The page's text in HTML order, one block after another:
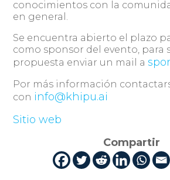
conocimientos con la
en general.
Se encuentra abierto el plazo
como sponsor del evento, para
propuesta enviar un mail a
Por más información
con info@khipu.ai
Sitio web
Compartir